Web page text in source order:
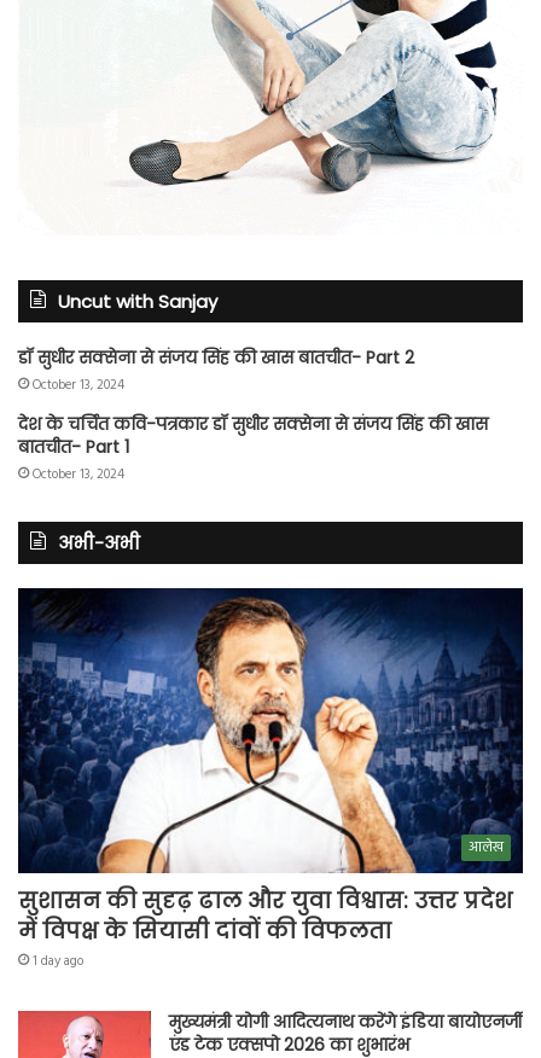
Uncut with Sanjay
डॉ सुधीर सक्सेना से संजय सिंह की खास बातचीत- Part 2
October 13, 2024
देश के चर्चित कवि-पत्रकार डॉ सुधीर सक्सेना से संजय सिंह की खास
बातचीत- Part 1
October 13, 2024
अभी-अभी
आलेख
सुशासन की सुदृढ़ ढाल और युवा विश्वास: उत्तर प्रदेश
में विपक्ष के सियासी दांवों की विफलता
1 day ago
मुख्यमंत्री योगी आदित्यनाथ करेंगे इंडिया बायोएनर्जी
एंड टेक एक्सपो 2026 का शुभारंभ